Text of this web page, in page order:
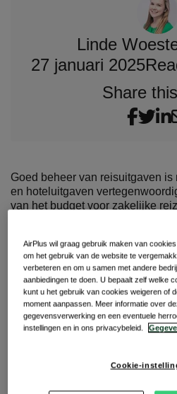
Linde
27 januari 2025
Share
Goed beheer van reisuitgaven
en hoteluitgaven
van het budget voor zakelijke
hebben we onsonderzoek naar
AirPlus Virtual Card-product
mythes over het gebruik van
gecentraliseerde oplossing voor
begrijpen en uiteindelijk te
In dit artikel willen we Travel
gids te implementeren, kunnen
AirPlus wil graag gebruik maken van
om het gebruik van de website te
verbeteren en om u samen met andere
aanbiedingen te doen. U bepaalt zelf welke
kunt u het gebruik van cookies weigeren of
moment aanpassen. Meer informatie over
gegevensverwerking en een eventuele
instellingen en in ons privacybeleid.
Cookie-